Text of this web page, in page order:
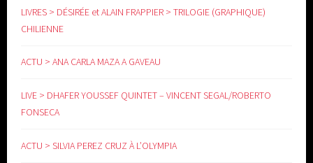
LIVRES > DÉSIRÉE et ALAIN FRAPPIER > TRILOGIE (GRAPHIQUE)
CHILIENNE
ACTU > ANA CARLA MAZA A GAVEAU
LIVE > DHAFER YOUSSEF QUINTET – VINCENT SEGAL/ROBERTO
FONSECA
ACTU > SILVIA PEREZ CRUZ À L’OLYMPIA